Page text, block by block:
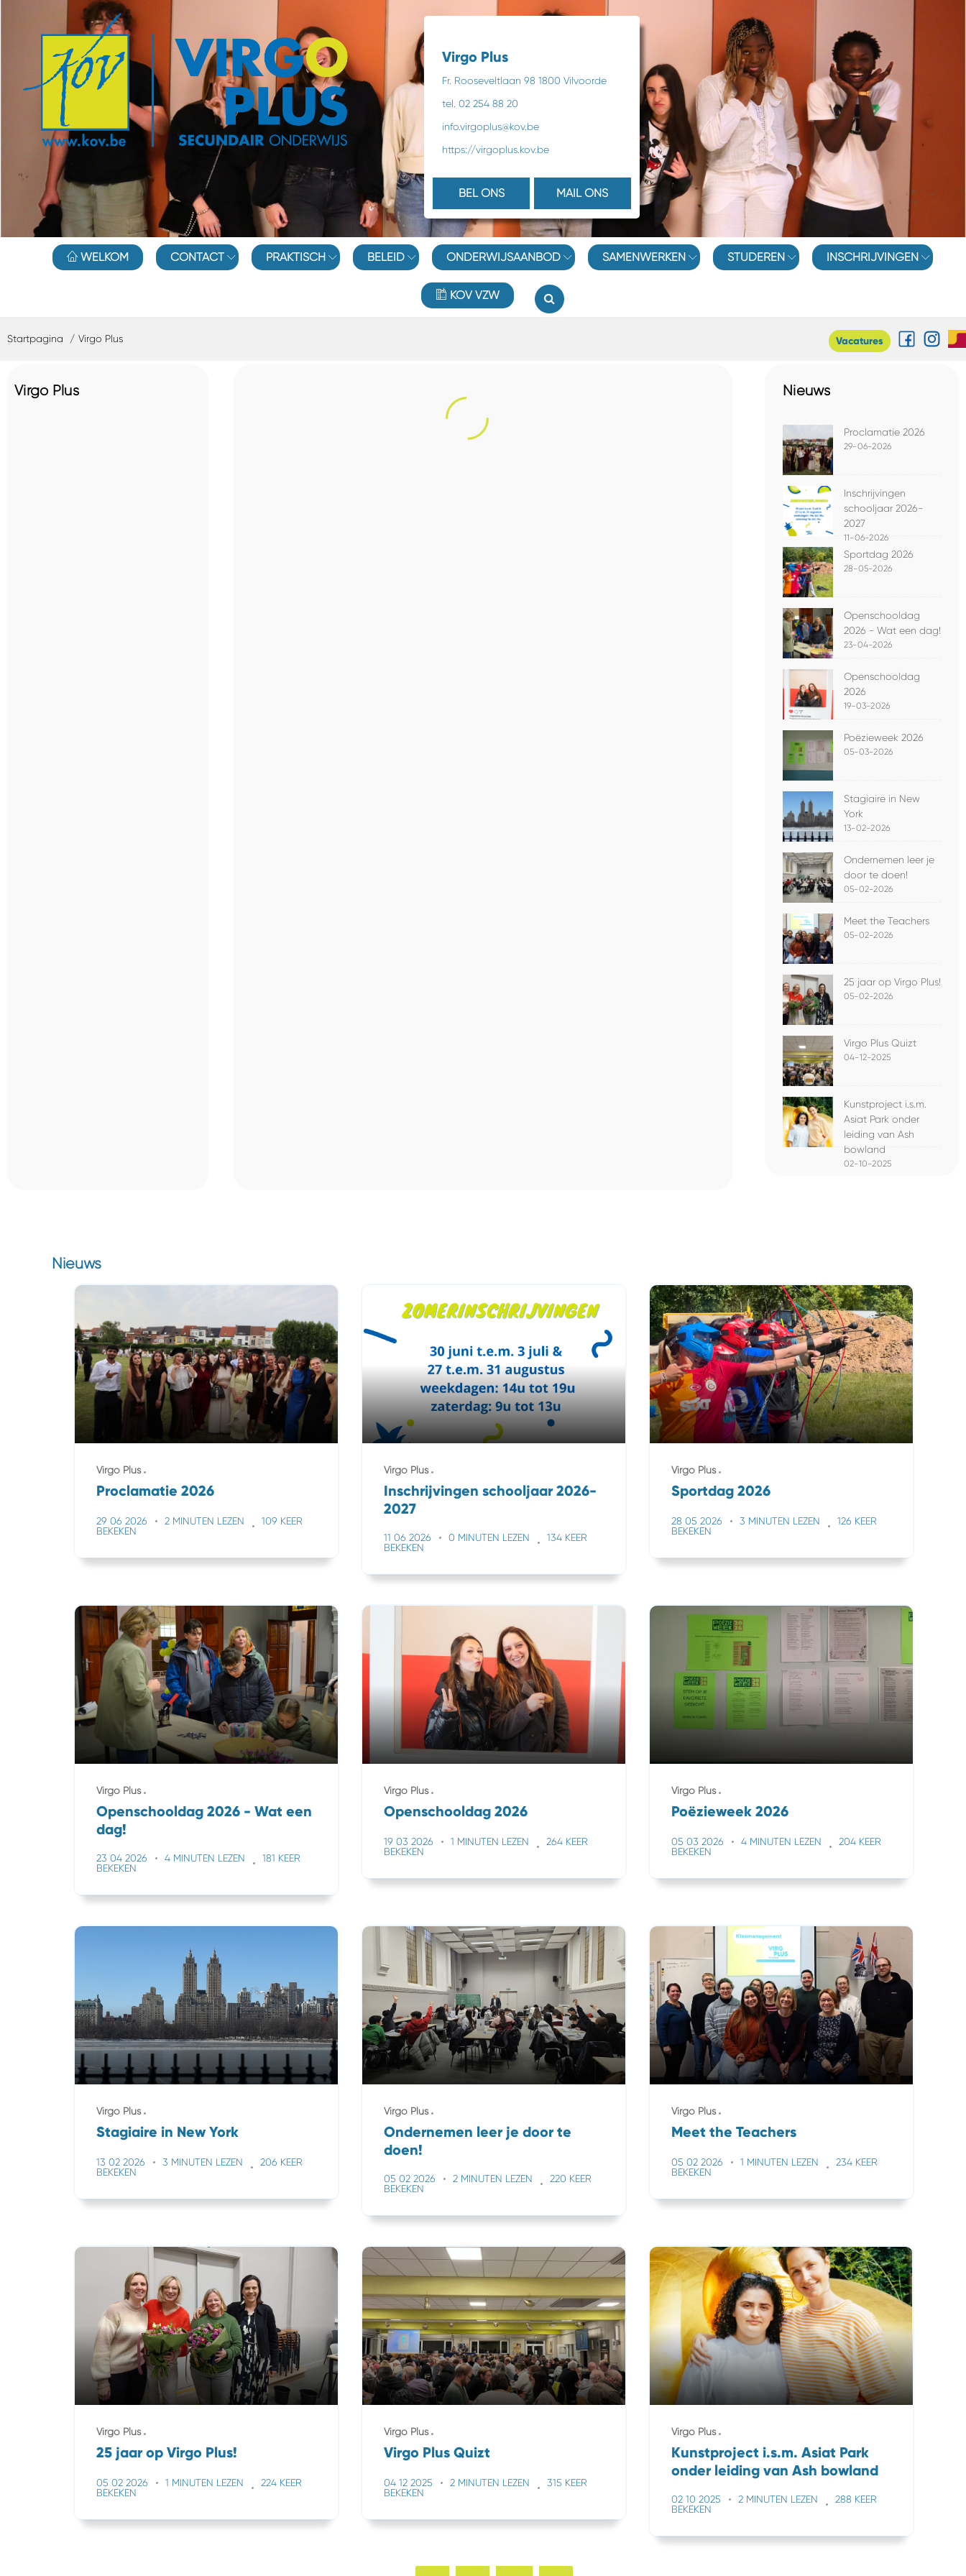
Virgo Plus
Fr. Rooseveltlaan 98 1800 Vilvoorde
tel. 02 254 88 20
info.virgoplus@kov.be
https://virgoplus.kov.be
BEL ONS MAIL ONS
WELKOM CONTACT PRAKTISCH BELEID ONDERWIJSAANBOD SAMENWERKEN STUDEREN INSCHRIJVINGEN
KOV VZW
Startpagina Virgo Plus Vacatures
Virgo Plus Nieuws
Proclamatie 2026
29-06-2026
Inschrijvingen
schooljaar 2026-
2027
11-06-2026
Sportdag 2026
28-05-2026
Openschooldag
2026 - Wat een dag!
23-04-2026
Openschooldag
2026
19-03-2026
Poëzieweek 2026
05-03-2026
Stagiaire in New
York
13-02-2026
Ondernemen leer je
door te doen!
05-02-2026
Meet the Teachers
05-02-2026
25 jaar op Virgo Plus!
05-02-2026
Virgo Plus Quizt
04-12-2025
Kunstproject i.s.m.
Asiat Park onder
leiding van Ash
bowland
02-10-2025
Nieuws
Virgo Plus
Proclamatie 2026
29 06 2026 2 MINUTEN LEZEN
109 KEER
BEKEKEN
Virgo Plus
Inschrijvingen schooljaar 2026-
2027
11 06 2026 0 MINUTEN LEZEN
134 KEER
BEKEKEN
Virgo Plus
Sportdag 2026
28 05 2026 3 MINUTEN LEZEN
126 KEER
BEKEKEN
Virgo Plus
Openschooldag 2026 - Wat een
dag!
23 04 2026 4 MINUTEN LEZEN
181 KEER
BEKEKEN
Virgo Plus
Openschooldag 2026
19 03 2026 1 MINUTEN LEZEN
264 KEER
BEKEKEN
Virgo Plus
Poëzieweek 2026
05 03 2026 4 MINUTEN LEZEN
204 KEER
BEKEKEN
Virgo Plus
Stagiaire in New York
13 02 2026 3 MINUTEN LEZEN
206 KEER
BEKEKEN
Virgo Plus
Ondernemen leer je door te
doen!
05 02 2026 2 MINUTEN LEZEN
220 KEER
BEKEKEN
Virgo Plus
Meet the Teachers
05 02 2026 1 MINUTEN LEZEN
234 KEER
BEKEKEN
Virgo Plus
25 jaar op Virgo Plus!
05 02 2026 1 MINUTEN LEZEN
224 KEER
BEKEKEN
Virgo Plus
Virgo Plus Quizt
04 12 2025 2 MINUTEN LEZEN
315 KEER
BEKEKEN
Virgo Plus
Kunstproject i.s.m. Asiat Park
onder leiding van Ash bowland
02 10 2025 2 MINUTEN LEZEN
288 KEER
BEKEKEN